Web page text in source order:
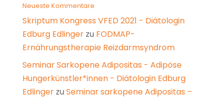
Neueste Kommentare
Skriptum Kongress VFED 2021 - Diätologin
Edburg Edlingerzu FODMAP-
Ernährungstherapie Reizdarmsyndrom
Seminar Sarkopene Adipositas - Adipöse
Hungerkünstler*innen - Diätologin Edburg
Edlingerzu Seminar sarkopene Adipositas –